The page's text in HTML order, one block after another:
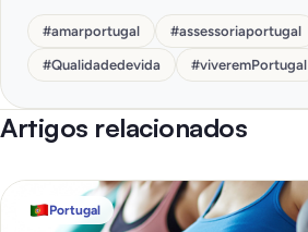
#amarportugal #assessoriaportugal
#Qualidadedevida #viveremPortugal
Artigos relacionados
Portugal